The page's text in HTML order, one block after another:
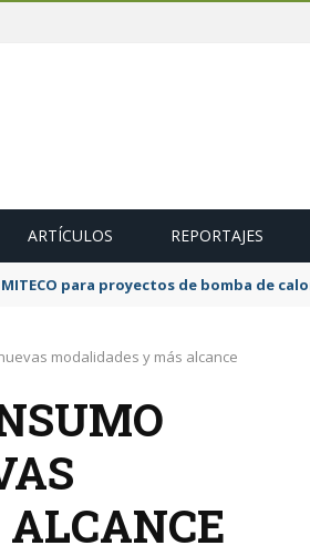
ARTÍCULOS REPORTAJES
de cogeneración de alta eficiencia
modalidades y más alcance